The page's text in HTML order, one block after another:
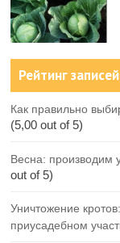
Рейтинг записей
Как правильно
(5,00 out of 5)
Весна: производим
out of 5)
Уничтожение
приусадебном